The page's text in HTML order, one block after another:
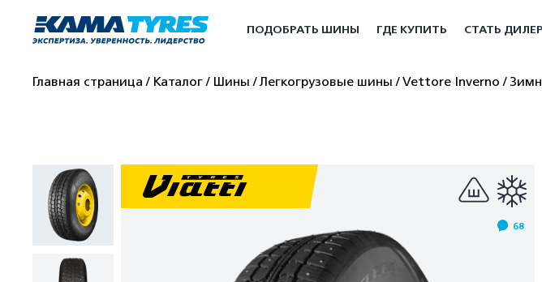
ПОДОБРАТЬ ШИНЫ ГДЕ КУПИТЬ СТАТЬ
Главная страница Каталог Шины Легкогрузовые шины Vettore Inverno
68